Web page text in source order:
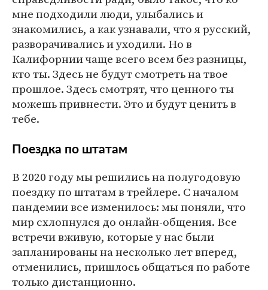
мне подходили люди, улыбались и
знакомились, а как узнавали, что я русский,
разворачивались и уходили. Но в
Калифорнии чаще всего всем без разницы,
кто ты. Здесь не будут смотреть на твое
прошлое. Здесь смотрят, что ценного ты
можешь привнести. Это и будут ценить в
тебе.
Поездка по штатам
В 2020 году мы решились на полугодовую
поездку по штатам в трейлере. С началом
пандемии все изменилось: мы поняли, что
мир схлопнулся до онлайн-общения. Все
встречи вживую, которые у нас были
запланированы на несколько лет вперед,
отменились, пришлось общаться по работе
только дистанционно.